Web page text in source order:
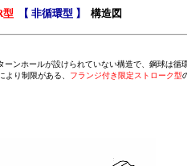
型 【 非循環型 】 構造図
ンホールが設けられていない構造で、鋼球は循
より制限がある
フランジ付き限定ストローク型